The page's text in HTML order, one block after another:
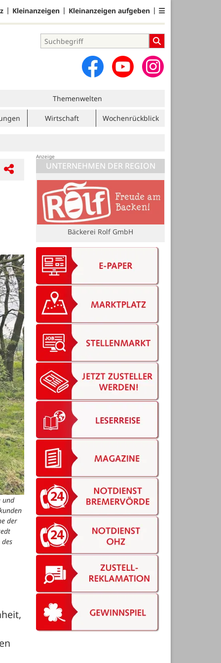
Kleinanzeigen Kleinanzeigen aufgeben
Themenwelten
Wirtschaft Wochenrückblick
und
der
UNTERNEHMEN DER REGION
Blome Elektrik GmbH